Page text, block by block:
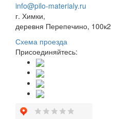
info@pilo-materialy.ru
г. Химки,
деревня Перепечино, 100к2
Схема проезда
Присоединяйтесь: